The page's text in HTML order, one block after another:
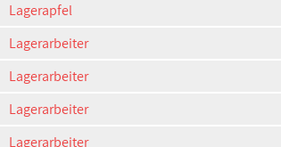
Lagerapfel
Lagerarbeiter
Lagerarbeiter
Lagerarbeiter
Lagerarbeiter